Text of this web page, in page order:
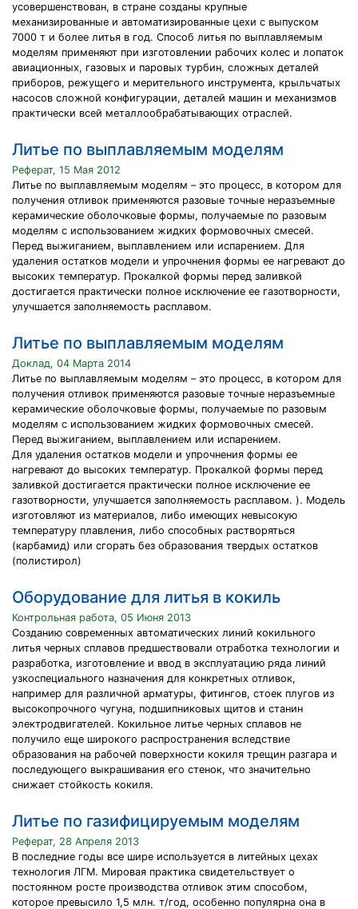
усовершенствован, в стране созданы крупные
механизированные и автоматизированные цехи с выпуском
7000 т и более литья в год. Способ литья по выплавляемым
моделям применяют при изготовлении рабочих колес и лопаток
авиационных, газовых и паровых турбин, сложных деталей
приборов, режущего и мерительного инструмента, крыльчатых
насосов сложной конфигурации, деталей машин и механизмов
практически всей металлообрабатывающих отраслей.
Литье по выплавляемым моделям
Реферат, 15 Мая 2012
Литье по выплавляемым моделям – это процесс, в котором для
получения отливок применяются разовые точные неразъемные
керамические оболочковые формы, получаемые по разовым
моделям с использованием жидких формовочных смесей.
Перед выжиганием, выплавлением или испарением. Для
удаления остатков модели и упрочнения формы ее нагревают до
высоких температур. Прокалкой формы перед заливкой
достигается практически полное исключение ее газотворности,
улучшается заполняемость расплавом.
Литье по выплавляемым моделям
Доклад, 04 Марта 2014
Литье по выплавляемым моделям – это процесс, в котором для
получения отливок применяются разовые точные неразъемные
керамические оболочковые формы, получаемые по разовым
моделям с использованием жидких формовочных смесей.
Перед выжиганием, выплавлением или испарением.
Для удаления остатков модели и упрочнения формы ее
нагревают до высоких температур. Прокалкой формы перед
заливкой достигается практически полное исключение ее
газотворности, улучшается заполняемость расплавом. ). Модель
изготовляют из материалов, либо имеющих невысокую
температуру плавления, либо способных растворяться
(карбамид) или сгорать без образования твердых остатков
(полистирол)
Оборудование для литья в кокиль
Контрольная работа, 05 Июня 2013
Созданию современных автоматических линий кокильного
литья черных сплавов предшествовали отработка технологии и
разработка, изготовление и ввод в эксплуатацию ряда линий
узкоспециального назначения для конкретных отливок,
например для различной арматуры, фитингов, стоек плугов из
высокопрочного чугуна, подшипниковых щитов и станин
электродвигателей. Кокильное литье черных сплавов не
получило еще широкого распространения вследствие
образования на рабочей поверхности кокиля трещин разгара и
последующего выкрашивания его стенок, что значительно
снижает стойкость кокиля.
Литье по газифицируемым моделям
Реферат, 28 Апреля 2013
В последние годы все шире используется в литейных цехах
технология ЛГМ. Мировая практика свидетельствует о
постоянном росте производства отливок этим способом,
которое превысило 1,5 млн. т/год, особенно популярна она в